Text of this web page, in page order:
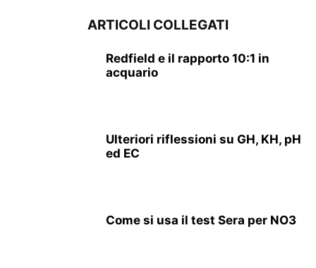
ARTICOLI COLLEGATI
Redfield e il rapporto 10:1 in
acquario
Ulteriori riflessioni su GH, KH, pH
ed EC
Come si usa il test Sera per NO3